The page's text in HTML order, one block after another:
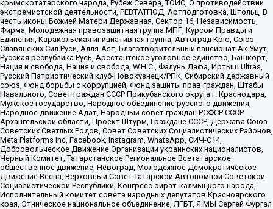
крымскотатарского народа, Рубеж Севера, ТОЙС, О противодействии
экстремистской деятельности, РЕВТАТПОД, Артподготовка, Штольц, В
честь иконы Божией Матери Державная, Сектор 16, Независимость,
Фирма, Молодежная правозащитная группа МПГ, Курсом Правды и
Единения, Каракольская инициативная группа, Автоград Крю, Союз
Славянских Сил Руси, Алля-Аят, Благотворительный пансионат Ак Умут,
Русская республика Русь, Арестантское уголовное единство, Башкорт,
Нация и свобода, Нация и свобода, W.H.С., Фалунь Дафа, Иртыш Ultras,
Русский Патриотический клуб-Новокузнецк/РПК, Сибирский державный
союз, Фонд борьбы с коррупцией, Фонд защиты прав граждан, Штабы
Навального, Совет граждан СССР Прикубанского округа г. Краснодара,
Мужское государство, Народное объединение русского движения,
Народное движение Адат, Народный совет граждан РСФСР СССР
Архангельской области, Проект Штурм, Граждане СССР, Держава Союз
Советских Светлых Родов, Совет Советских Социалистических Районов,
Meta Platforms Inc, Facebook, Instagram, WhatsApp, СИЧ-С14,
Добровольческое Движение Организации украинских националистов,
Черный Комитет, Татарстанское Региональное Всетатарское
общественное движение, Невоград, Молодежное Демократическое
Движение Весна, Верховный Совет Татарской Автономной Советской
Социалистической Республики, Конгресс ойрат-калмыцкого народа,
Исполнительный комитет совета народных депутатов Красноярского
края, Этническое национальное объединение, ЛГБТ, Я.МЫ Сергей Фургал